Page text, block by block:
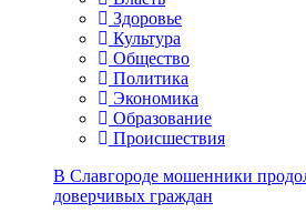
Здоровье
Культура
Общество
Политика
Экономика
Образование
Происшествия
В Славгороде мошенники
доверчивых граждан